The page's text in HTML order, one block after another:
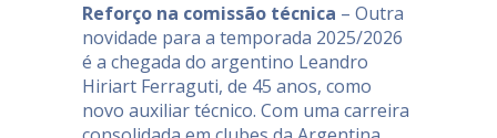
Reforço na comissão técnica – Outra
novidade para a temporada 2025/2026
é a chegada do argentino Leandro
Hiriart Ferraguti, de 45 anos, como
novo auxiliar técnico. Com uma carreira